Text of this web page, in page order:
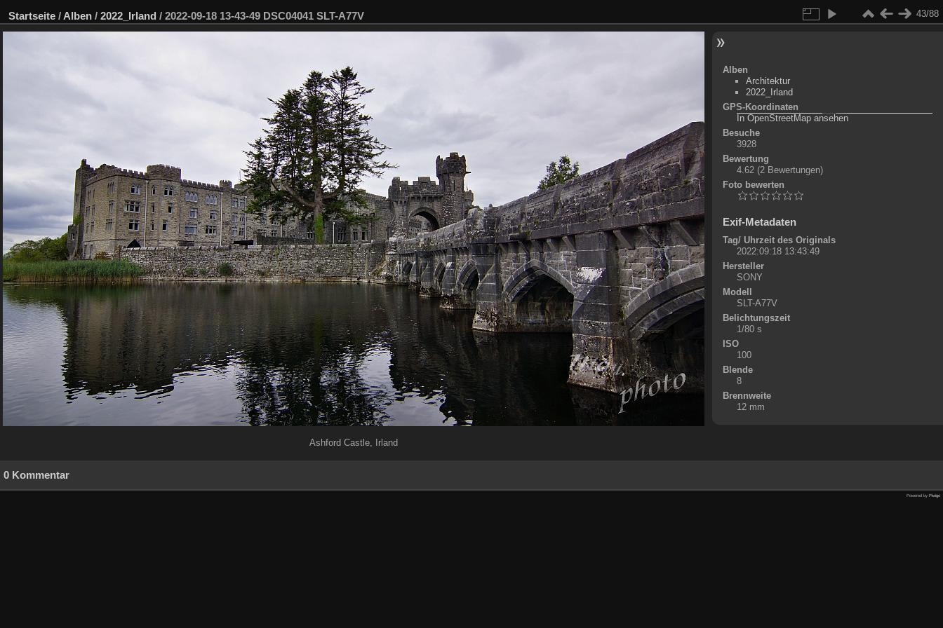
Startseite / Alben / 2022_Irland / 2022-09-18 13-43-49 DSC04041 SLT-A77V 43/88
Ashford Castle, Irland
Alben
Architektur
2022_Irland
GPS-Koordinaten
+
-
©
In OpenStreetMap ansehen
Besuche
3928
Bewertung
4.62 (2 Bewertungen)
Foto bewerten
Exif-Metadaten
Tag/ Uhrzeit des Originals
2022:09:18 13:43:49
Hersteller
SONY
Modell
SLT-A77V
Belichtungszeit
1/80 s
ISO
100
Blende
8
Brennweite
12 mm
0 Kommentar
Powered by Piwigo